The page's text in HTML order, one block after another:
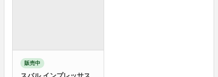
販売中
スバル インプレッサス